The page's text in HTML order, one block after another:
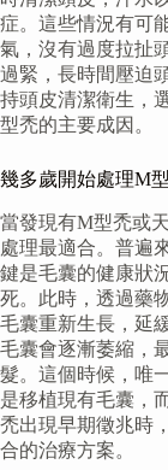
症。這些情況有可
氣，沒有過度拉扯
過緊，長時間壓迫
持頭皮清潔衛生，
型禿的主要成因。
幾多歲開始處理M
當發現有M型禿或
處理最適合。普遍
鍵是毛囊的健康狀
死。此時，透過藥
毛囊重新生長，延
毛囊會逐漸萎縮，
髮。這個時候，唯
是移植現有毛囊，
禿出現早期徵兆時
合的治療方案。